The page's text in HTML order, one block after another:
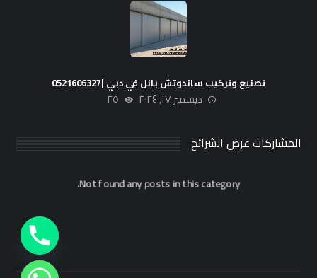
تصنيع وتركيب ساندوتش بانل في دبي |0521606327
ديسمبر ١٧, ٢٠٢٤ ٢٥
المشاركات عرض الشرائح
Not found any posts in this category.